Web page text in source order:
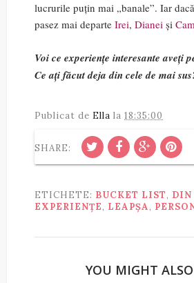
lucrurile puțin mai „banale”. Iar
pasez mai departe Irei, Dianei și
Voi ce experiențe interesante aveți
Ce ați făcut deja din cele de mai
Publicat de Ella la 18:35:00
SHARE:
ETICHETE: BUCKET LIST, DIN
EXPERIENȚE, LEAPȘA,
YOU MIGHT